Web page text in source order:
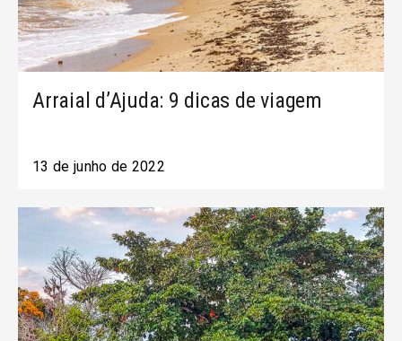
Arraial d’Ajuda: 9 dicas de viagem
13 de junho de 2022